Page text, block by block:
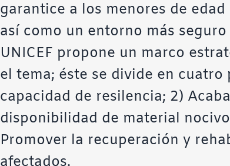
garantice a los menores de
así como un entorno más seguro
UNICEF propone un marco
el tema; éste se divide en
capacidad de resilencia; 2)
disponibilidad de material
Promover la recuperación y